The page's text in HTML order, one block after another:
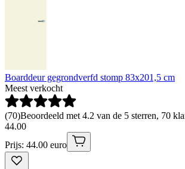
Boarddeur gegrondverfd stomp 83x201,5 cm
Meest verkocht
(70)Beoordeeld met 4.2 van de 5 sterren, 70
44.00
Prijs: 44.00 euro